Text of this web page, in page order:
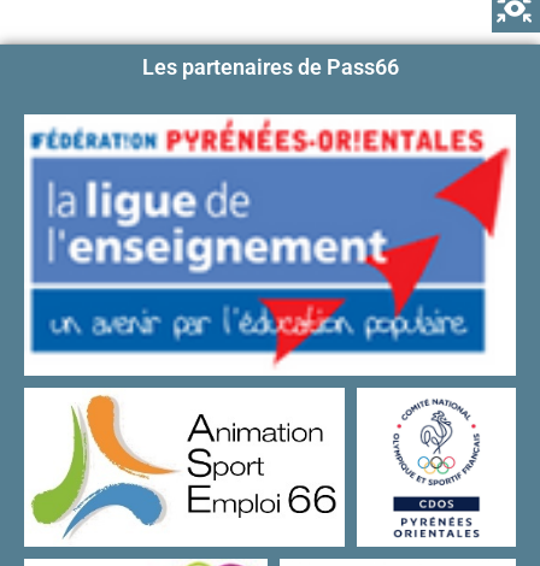
Les partenaires de Pass66